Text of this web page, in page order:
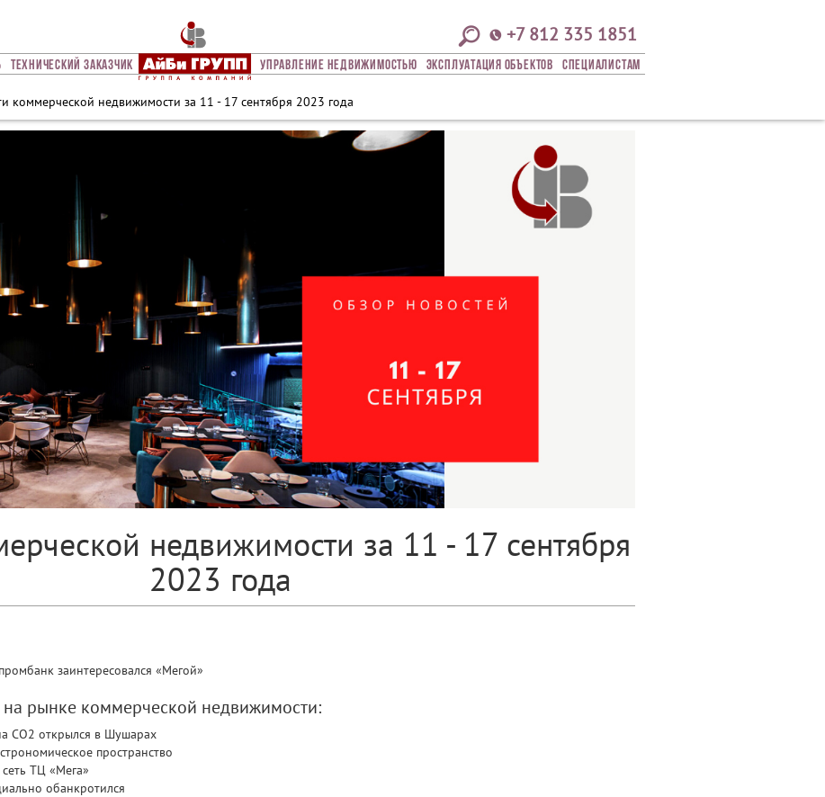
+7 812 335 1851
Технический Заказчик Управление Недвижимостью Эксплуатация Объектов СПЕЦИАЛИСТАМ
коммерческой недвижимости за 11 - 17 сентября 2023 года
недвижимости за 11 - 17 сентября
2023 года
заинтересовался «Мегой»
на рынке коммерческой недвижимости:
CO2 открылся в Шушарах
пространство
ТЦ «Мега»
обанкротился